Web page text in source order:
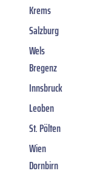
Krems
Salzburg
Wels
Bregenz
Innsbruck
Leoben
St. Pölten
Wien
Dornbirn